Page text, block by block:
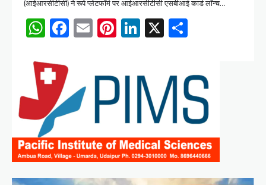
(आईआरसीटीसी) ने रूपे प्लेटफॉर्म पर आईआरसीटीसी एसबीआई कार्ड लॉन्च…
WhatsApp
Facebook
EmailPinterest
LinkedIn
X